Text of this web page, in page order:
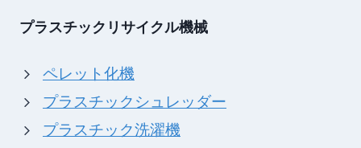
プラスチックリサイクル機械
ペレット化機
プラスチックシュレッダー
プラスチック洗濯機